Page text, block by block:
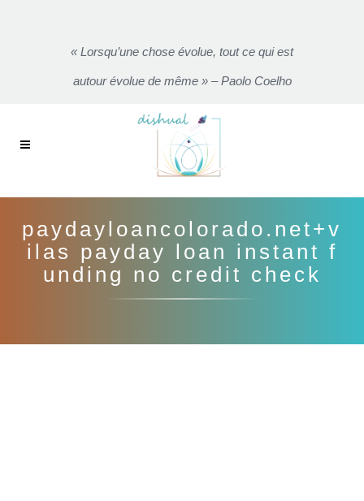
« Lorsqu’une chose évolue, tout ce qui est
autour évolue de même » – Paolo Coelho
paydayloancolorado.net+v
ilas payday loan instant f
unding no credit check